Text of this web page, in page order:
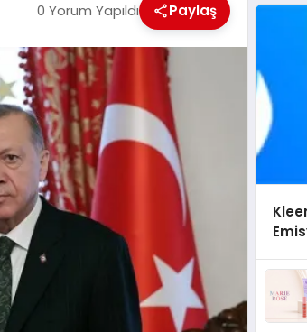
0 Yorum Yapıldı Paylaş